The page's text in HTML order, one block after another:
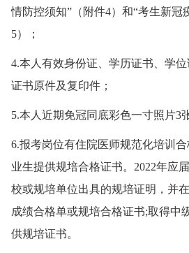
情防控须知”（附件4）和“考生新冠
5）；
4.本人有效身份证、学历证书、学
证书原件及复印件；
5.本人近期免冠同底彩色一寸照片3
6.报考岗位有住院医师规范化培训
业生提供规培合格证书。2022年应
校或规培单位出具的规培证明，并
成绩合格单或规培合格证书;取得中
供规培证书。